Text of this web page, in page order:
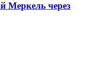
Меркель через